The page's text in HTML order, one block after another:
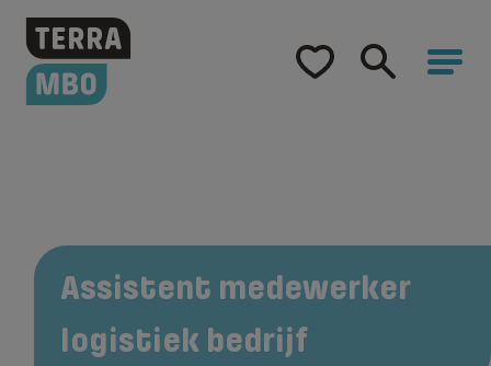
Home
Samenwerking
Over Terra MBO
Assistent medewerker
logistiek bedrijf